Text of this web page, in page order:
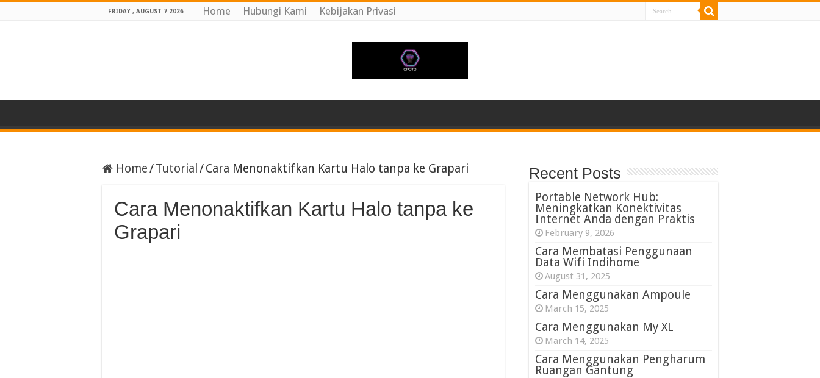
FRIDAY , AUGUST 7 2026 Home Hubungi Kami Kebijakan Privasi
Home/Tutorial /Cara Menonaktifkan Kartu Halo tanpa ke Grapari
Cara Menonaktifkan Kartu Halo tanpa ke
Grapari
Recent Posts
Portable Network Hub:
Meningkatkan Konektivitas
Internet Anda dengan Praktis
February 9, 2026
Cara Membatasi Penggunaan
Data Wifi Indihome
August 31, 2025
Cara Menggunakan Ampoule
March 15, 2025
Cara Menggunakan My XL
March 14, 2025
Cara Menggunakan Pengharum
Ruangan Gantung